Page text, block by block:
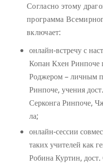
Согласно этому
программа
включает:
онлайн-встречу с
Копан Кхен Ринпоче
Роджером – личным
Ринпоче, учения
Серконга Ринпоче,
ла;
онлайн-сессии
таких учителей как
Робина Куртин,